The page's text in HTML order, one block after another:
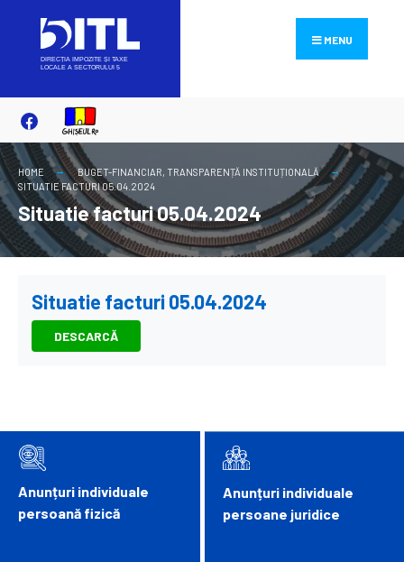
content
MENU
HOME BUGET-FINANCIAR, TRANSPARENȚĂ INSTITUȚIONALĂ
SITUATIE FACTURI 05.04.2024
Situatie facturi 05.04.2024
Situatie facturi 05.04.2024
DESCARCĂ
Anunțuri individuale
persoană fizică
Anunțuri individuale
persoane juridice
for: